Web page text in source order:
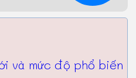
và mức độ phổ biến